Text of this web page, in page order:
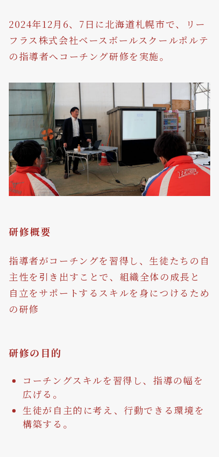
2024年12月6、7日に北海道札幌市で、リー
フラス株式会社ベースボールスクールポルテ
の指導者へコーチング研修を実施。
研修概要
指導者がコーチングを習得し、生徒たちの自
主性を引き出すことで、組織全体の成長と
自立をサポートするスキルを身につけるため
の研修
研修の目的
コーチングスキルを習得し、指導の幅を
広げる。
生徒が自主的に考え、行動できる環境を
構築する。